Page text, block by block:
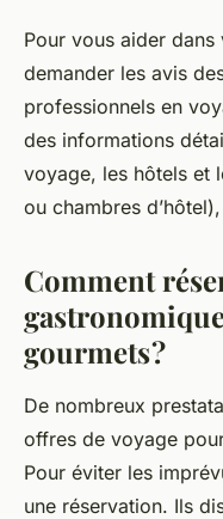
Pour vous aider dans
demander les avis
professionnels en
des informations
voyage, les hôtels et
ou chambres
Comment
gourmets ?
De nombreux
offres de voyage
Pour éviter les
une réservation. Ils